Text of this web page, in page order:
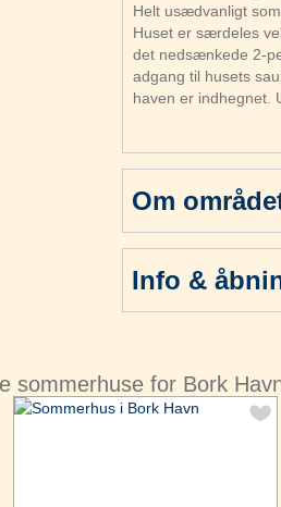
Helt usædvanligt
Huset er særdeles
det nedsænkede 2-
adgang til husets
haven er indhegnet.
Om
Info &
sommerhuse for Bork